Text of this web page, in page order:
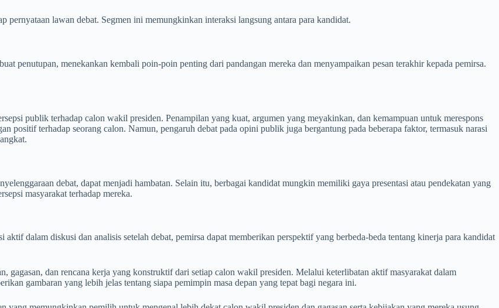
pernyataan lawan debat. Segmen ini memungkinkan interaksi langsung antara para kandidat.
penutupan, menekankan kembali poin-poin penting dari pandangan mereka dan menyampaikan pesan terakhir kepada pemirsa.
publik terhadap calon wakil presiden. Penampilan yang kuat, argumen yang meyakinkan, dan kemampuan untuk merespons
positif terhadap seorang calon. Namun, pengaruh debat pada opini publik juga bergantung pada beberapa faktor, termasuk narasi
debat, dapat menjadi hambatan. Selain itu, berbagai kandidat mungkin memiliki gaya presentasi atau pendekatan yang
masyarakat terhadap mereka.
dalam diskusi dan analisis setelah debat, pemirsa dapat memberikan perspektif yang berbeda-beda tentang kinerja para kandidat
gagasan, dan rencana kerja yang konstruktif dari setiap calon wakil presiden. Melalui keterlibatan aktif masyarakat dalam
gambaran yang lebih jelas tentang siapa pemimpin masa depan yang tepat bagi negara ini.